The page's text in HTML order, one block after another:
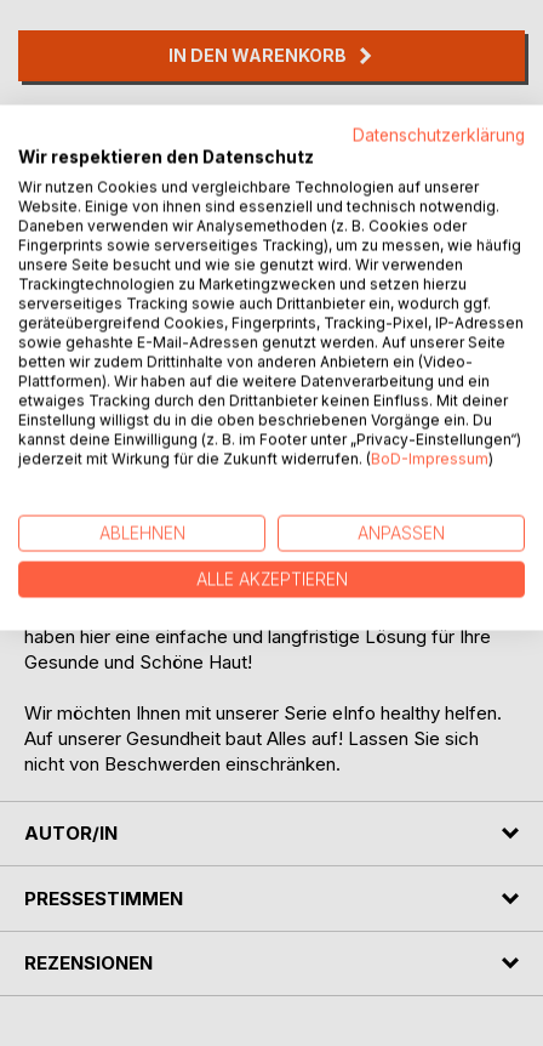
IN DEN WARENKORB
Titel bewerten
BESCHREIBUNG
Nie mehr Akne, Pickel oder unreine Haut. Es klappt!!!
Wie bekomme ich wieder schöne Haut?! Warum hab ich
bringen wirklich was? Warum spielt meine Haut nicht mit?
Was haben Sie nicht schon alles versucht um eine Schöne
und Gesunde Haut zu haben!? Lesen Sie dieses kurze
haben hier eine einfache und langfristige Lösung für Ihre
Gesunde und Schöne Haut!
Wir möchten Ihnen mit unserer Serie eInfo healthy helfen.
Auf unserer Gesundheit baut Alles auf! Lassen Sie sich
nicht von Beschwerden einschränken.
AUTOR/IN
PRESSESTIMMEN
REZENSIONEN
Datenschutzerklärung
Wir respektieren den Datenschutz
Wir nutzen Cookies und vergleichbare Technologien auf unserer
Website. Einige von ihnen sind essenziell und technisch notwendig.
Daneben verwenden wir Analysemethoden (z. B. Cookies oder
Fingerprints sowie serverseitiges Tracking), um zu messen, wie häufig
unsere Seite besucht und wie sie genutzt wird. Wir verwenden
Trackingtechnologien zu Marketingzwecken und setzen hierzu
serverseitiges Tracking sowie auch Drittanbieter ein, wodurch ggf.
geräteübergreifend Cookies, Fingerprints, Tracking-Pixel, IP-Adressen
sowie gehashte E-Mail-Adressen genutzt werden. Auf unserer Seite
betten wir zudem Drittinhalte von anderen Anbietern ein (Video-
Plattformen). Wir haben auf die weitere Datenverarbeitung und ein
etwaiges Tracking durch den Drittanbieter keinen Einfluss. Mit deiner
Einstellung willigst du in die oben beschriebenen Vorgänge ein. Du
kannst deine Einwilligung (z. B. im Footer unter „Privacy-Einstellungen“)
jederzeit mit Wirkung für die Zukunft widerrufen. (BoD-Impressum)
ABLEHNEN ANPASSEN
ALLE AKZEPTIEREN